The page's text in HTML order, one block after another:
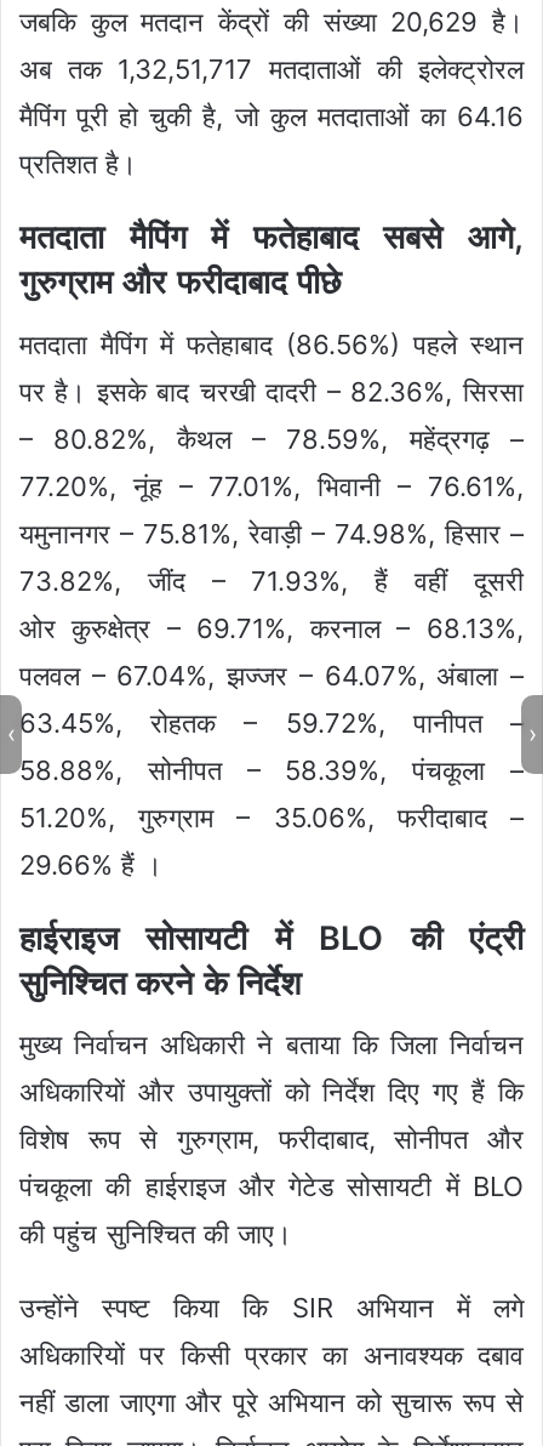
जबकि कुल मतदान केंद्रों की संख्या 20,629 है।
अब तक 1,32,51,717 मतदाताओं की इलेक्ट्रोरल
मैपिंग पूरी हो चुकी है, जो कुल मतदाताओं का 64.16
प्रतिशत है।
मतदाता मैपिंग में फतेहाबाद सबसे आगे,
गुरुग्राम और फरीदाबाद पीछे
मतदाता मैपिंग में फतेहाबाद (86.56%) पहले स्थान
पर है। इसके बाद चरखी दादरी – 82.36%, सिरसा
– 80.82%, कैथल – 78.59%, महेंद्रगढ़ –
77.20%, नूंह – 77.01%, भिवानी – 76.61%,
यमुनानगर – 75.81%, रेवाड़ी – 74.98%, हिसार –
73.82%, जींद – 71.93%, हैं वहीं दूसरी
ओर कुरुक्षेत्र – 69.71%, करनाल – 68.13%,
पलवल – 67.04%, झज्जर – 64.07%, अंबाला –
63.45%, रोहतक – 59.72%, पानीपत –
58.88%, सोनीपत – 58.39%, पंचकूला –
51.20%, गुरुग्राम – 35.06%, फरीदाबाद –
29.66% हैं ।
हाईराइज सोसायटी में BLO की एंट्री
सुनिश्चित करने के निर्देश
मुख्य निर्वाचन अधिकारी ने बताया कि जिला निर्वाचन
अधिकारियों और उपायुक्तों को निर्देश दिए गए हैं कि
विशेष रूप से गुरुग्राम, फरीदाबाद, सोनीपत और
पंचकूला की हाईराइज और गेटेड सोसायटी में BLO
की पहुंच सुनिश्चित की जाए।
उन्होंने स्पष्ट किया कि SIR अभियान में लगे
अधिकारियों पर किसी प्रकार का अनावश्यक दबाव
नहीं डाला जाएगा और पूरे अभियान को सुचारू रूप से
‹ ›